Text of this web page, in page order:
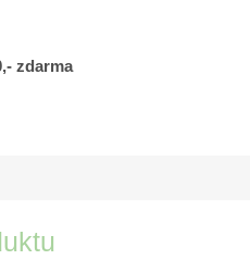
zdarma